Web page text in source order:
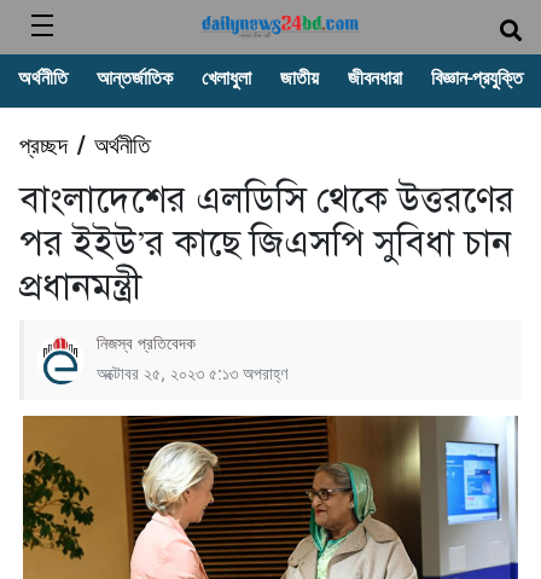
অর্থনীতি আন্তর্জাতিক খেলাধুলা জাতীয় জীবনধারা বিজ্ঞান-প্রযুক্তি
প্রচ্ছদ/ অর্থনীতি
বাংলাদেশের এলডিসি থেকে উত্তরণের
পর ইইউ’র কাছে জিএসপি সুবিধা চান
প্রধানমন্ত্রী
নিজস্ব প্রতিবেদক
অক্টোবর ২৫, ২০২৩ ৫:১৩ অপরাহ্ণ